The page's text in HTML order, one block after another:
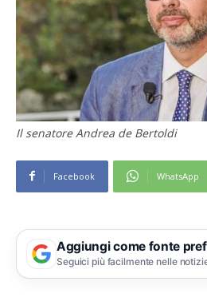
Il senatore Andrea de Bertoldi
Facebook WhatsApp
Aggiungi come fonte
Seguici più facilmente nelle